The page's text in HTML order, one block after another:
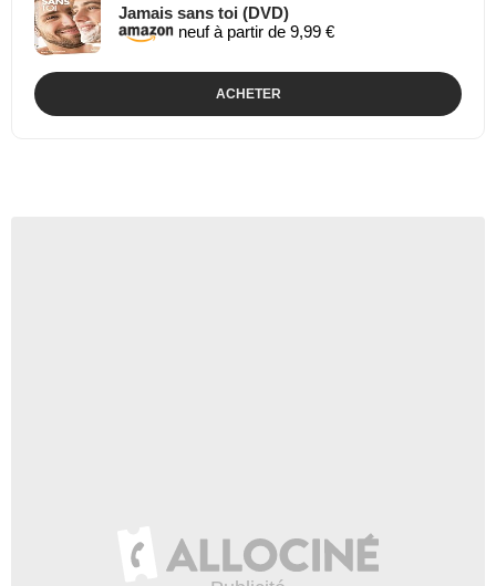
Jamais sans toi (DVD)
neuf à partir de 9,99 €
ACHETER